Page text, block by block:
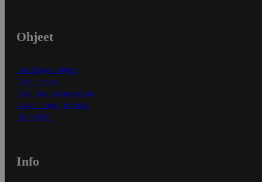
Ohjeet
Ensitilaajan ohjeet
Näin maksat
Näin tilaat ja muokkaat
Kaikki ohjeet ja vinkit
In English
Info